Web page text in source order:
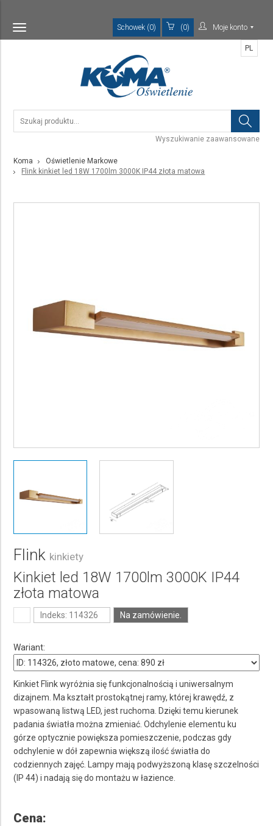
Toggle
navigation
Schowek (0) (0) Moje konto
Wyszukiwanie zaawansowane
PL
Koma
Oświetlenie Markowe
Flink kinkiet led 18W 1700lm 3000K IP44 złota matowa
Flink kinkiety
Kinkiet led 18W 1700lm 3000K IP44
złota matowa
Indeks: 114326 Na zamówienie.
Wariant:
Kinkiet Flink wyróżnia się funkcjonalnością i uniwersalnym
dizajnem. Ma kształt prostokątnej ramy, której krawędź, z
wpasowaną listwą LED, jest ruchoma. Dzięki temu kierunek
padania światła można zmieniać. Odchylenie elementu ku
górze optycznie powiększa pomieszczenie, podczas gdy
odchylenie w dół zapewnia większą ilość światła do
codziennych zajęć. Lampy mają podwyższoną klasę szczelności
(IP 44) i nadają się do montażu w łazience.
Cena: